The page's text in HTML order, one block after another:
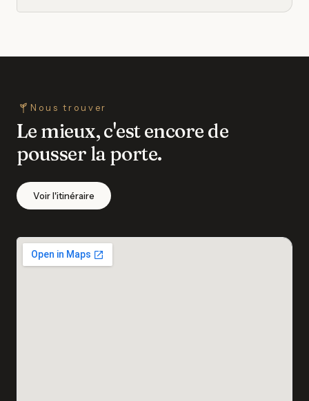
Nous trouver
Le mieux, c'est encore de
pousser la porte.
Voir l'itinéraire